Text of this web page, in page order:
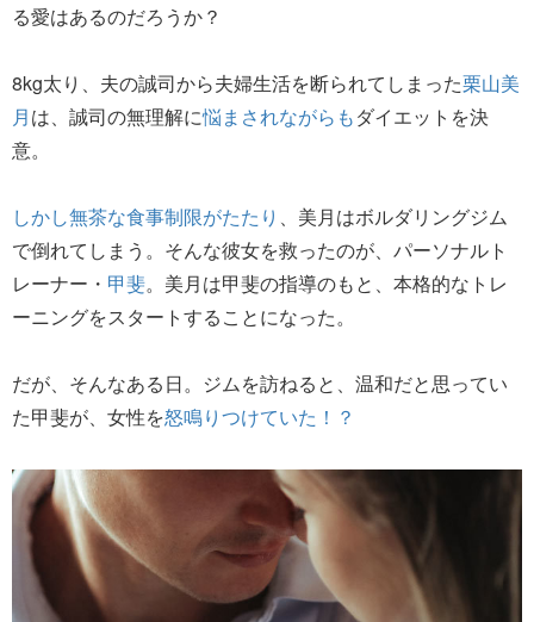
る愛はあるのだろうか？
8kg太り、夫の誠司から夫婦生活を断られてしまった栗山美
月は、誠司の無理解に悩まされながらもダイエットを決
意。
しかし無茶な食事制限がたたり
、美月はボルダリングジム
で倒れてしまう。そんな彼女を救ったのが、パーソナルト
レーナー・ 甲斐。美月は甲斐の指導のもと、本格的なトレ
ーニングをスタートすることになった。
だが、そんなある日。ジムを訪ねると、温和だと思ってい
た甲斐が、女性を怒鳴りつけていた！？